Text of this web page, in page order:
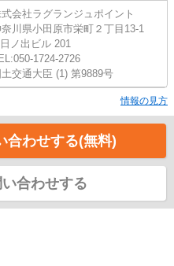
会社ラグランジュポイント
川県小田原市栄町２丁目13-1
ノ出ビル 201
1724-2726
土交通大臣 (1) 第9889号
情報の見方
合わせする(無料)
合わせする